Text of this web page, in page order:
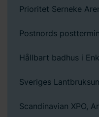
Prioritet Serneke
Postnords
Hållbart badhus i
Sveriges
Scandinavian XPO,